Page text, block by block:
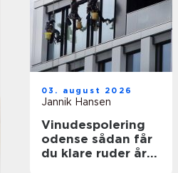
03. august 2026
Jannik Hansen
Vinudespolering
odense sådan får
du klare ruder året